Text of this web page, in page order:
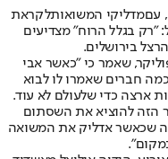
עםמדליקי המשואותלקראת
למדינת ישראל: ״רק בגלל הרוח״ מצדיעים
בירושלים.
שאמר כי ״כאשר אבי
חברים שאמרו לו לבוא
ארצה כדי שלעולם לא עוד.
הזה להוציא את השסתום
שכאשר אדליק את המשואה